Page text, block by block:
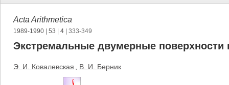
Acta Arithmetica
1989-1990 53 4 | 333-349
Экстремальные двумерные
Э. И. Ковалевская В. И. Берник